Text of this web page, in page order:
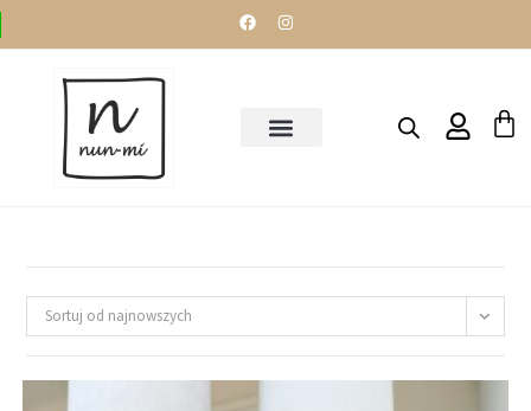
Sortuj od najnowszych